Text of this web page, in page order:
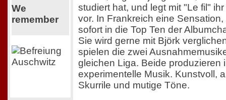
We
remember
studiert hat, und legt mit "Le fil"
vor. In Frankreich eine
sofort in die Top Ten der
Sie wird gerne mit Björk
spielen die zwei
gleichen Liga. Beide produzieren
experimentelle Musik. Kunstvoll,
Skurrile und mutige Töne.